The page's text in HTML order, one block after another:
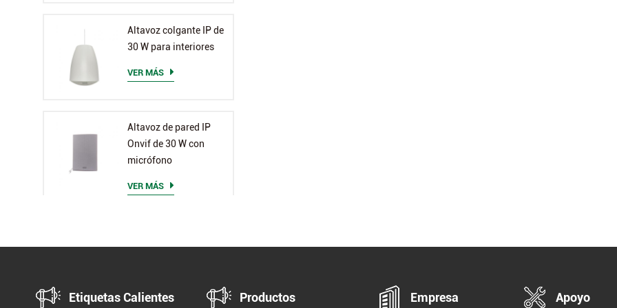
Altavoz colgante IP de
30 W para interiores
VER MÁS
Altavoz de pared IP
Onvif de 30 W con
micrófono
VER MÁS
Etiquetas Calientes Productos Empresa Apoyo